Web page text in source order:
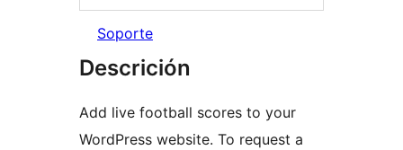
Soporte
Descrición
Add live football scores to your
WordPress website. To request a